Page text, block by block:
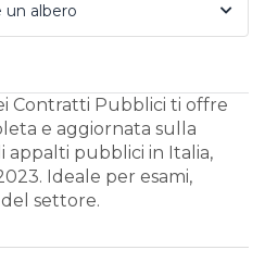
un albero
Contratti Pubblici ti offre
e aggiornata sulla
appalti pubblici in Italia,
Ideale per esami,
settore.